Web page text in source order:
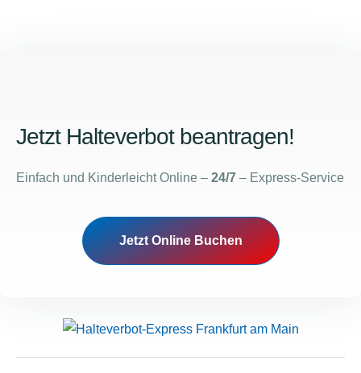
Jetzt Halteverbot beantragen!
Einfach und Kinderleicht Online – 24/7 – Express-Service
Jetzt Online Buchen